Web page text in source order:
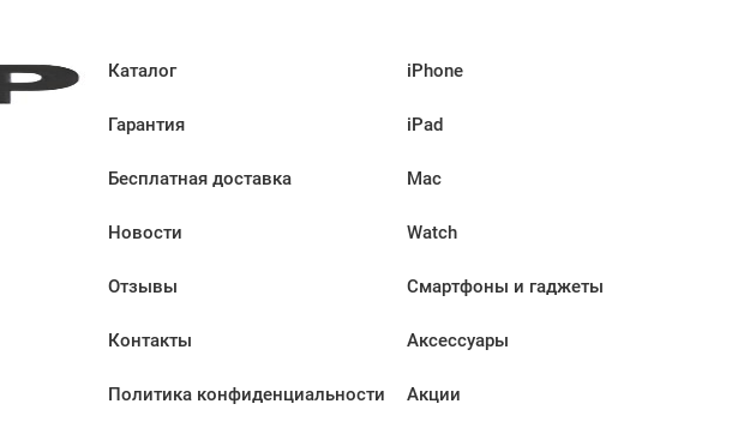
Каталог
Гарантия
Бесплатная доставка
Новости
Отзывы
Контакты
Политика конфиденциальности
iPhone
iPad
Mac
Watch
Смартфоны и гаджеты
Аксессуары
Акции